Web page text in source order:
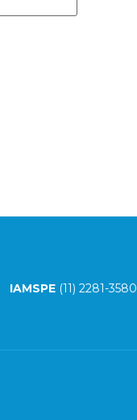
IAMSPE (11) 2281-3580